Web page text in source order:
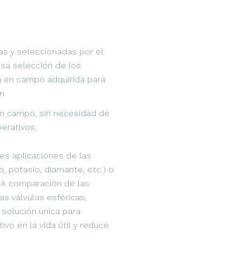
y seleccionadas por el
selección de los
campo adquirida para
campo, sin necesidad de
aplicaciones de las
potasio, diamante, etc.) o
comparación de las
válvulas esféricas,
única para
en la vida útil y reduce